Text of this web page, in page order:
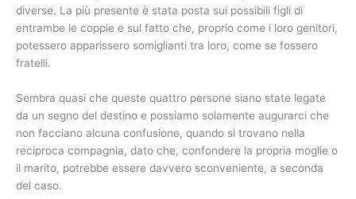
diverse. La più presente è stata posta sui possibili figli di
entrambe le coppie e sul fatto che, proprio come i loro genitori,
potessero apparissero somiglianti tra loro, come se fossero
fratelli.
Sembra quasi che queste quattro persone siano state legate
da un segno del destino e possiamo solamente augurarci che
non facciano alcuna confusione, quando si trovano nella
reciproca compagnia, dato che, confondere la propria moglie o
il marito, potrebbe essere davvero sconveniente, a seconda
del caso.